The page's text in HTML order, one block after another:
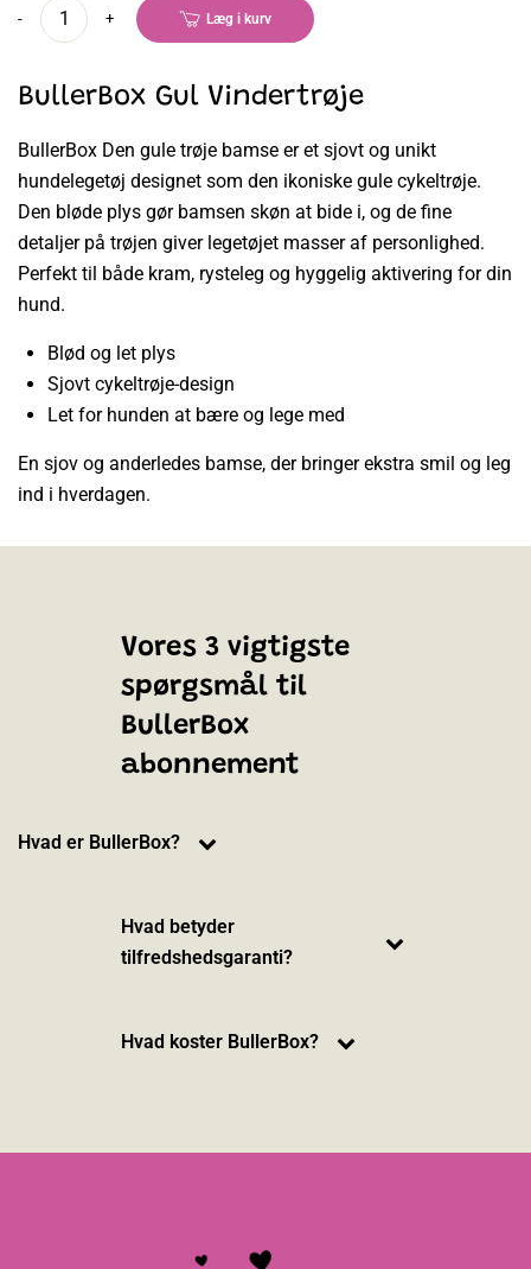
- + Læg i kurv
BullerBox Gul Vindertrøje
BullerBox Den gule trøje bamse er et sjovt og unikt
hundelegetøj designet som den ikoniske gule cykeltrøje.
Den bløde plys gør bamsen skøn at bide i, og de fine
detaljer på trøjen giver legetøjet masser af personlighed.
Perfekt til både kram, rysteleg og hyggelig aktivering for din
hund.
Blød og let plys
Sjovt cykeltrøje-design
Let for hunden at bære og lege med
En sjov og anderledes bamse, der bringer ekstra smil og leg
ind i hverdagen.
Vores 3 vigtigste
spørgsmål til
BullerBox
abonnement
Hvad er BullerBox?
Hvad betyder
tilfredshedsgaranti?
Hvad koster BullerBox?